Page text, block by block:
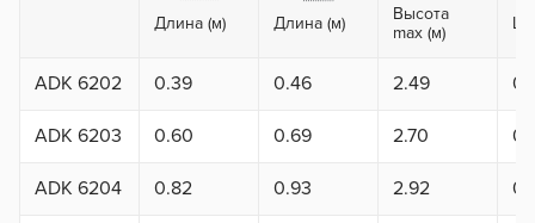
Длина (м) Длина (м)
Высота
max (м)
ADK 6202 0.39 0.46 2.49
ADK 6203 0.60 0.69 2.70
ADK 6204 0.82 0.93 2.92